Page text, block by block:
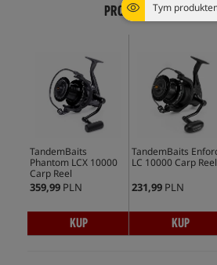
Tym
PRODUKTY Z TEJ
TandemBaits
Phantom LCX 10000
Carp Reel
359,99 PLN
KUP
TandemBaits
LC 10000 Carp Reel
231,99 PLN
KUP